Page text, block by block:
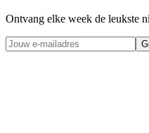
Ontvang elke week de leukste